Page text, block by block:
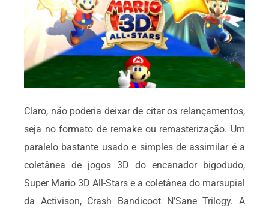
Claro, não poderia deixar de citar os relançamentos,
seja no formato de remake ou remasterização. Um
paralelo bastante usado e simples de assimilar é a
coletânea de jogos 3D do encanador bigodudo,
Super Mario 3D All-Stars e a coletânea do marsupial
da Activison, Crash Bandicoot N’Sane Trilogy. A